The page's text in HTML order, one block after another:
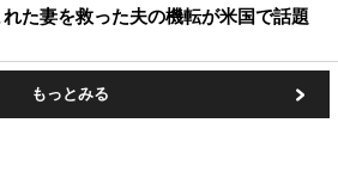
た妻を救った夫の機転が米国で話題
もっとみる